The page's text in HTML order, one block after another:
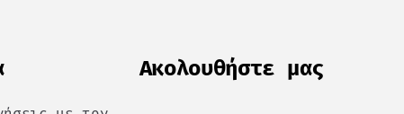
Ακολουθήστε μας